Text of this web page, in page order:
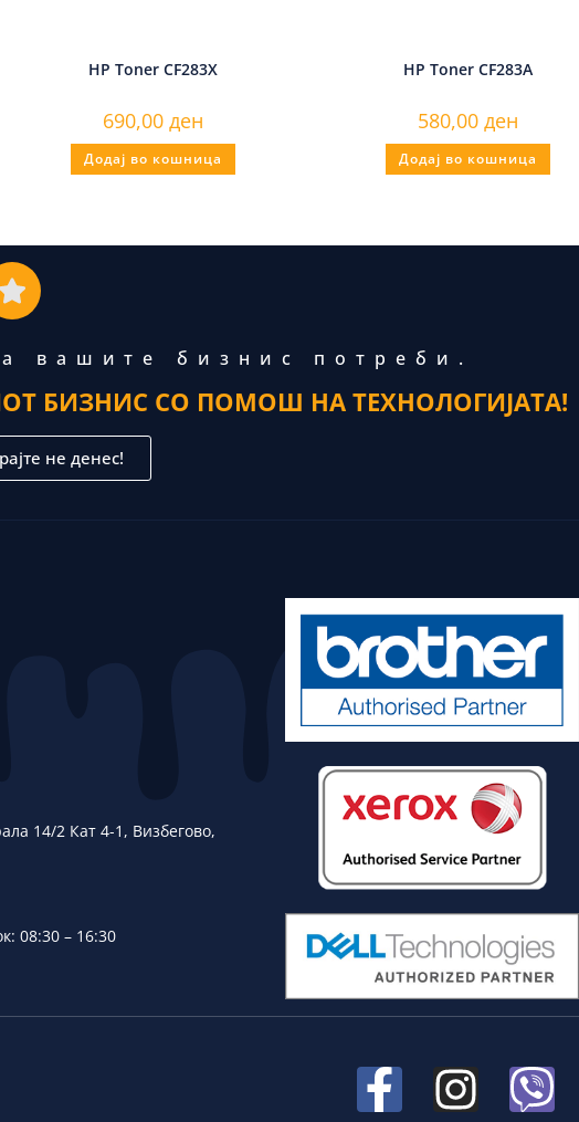
HP Toner CF283X
690,00 ден
Додај во кошница
HP Toner CF283A
580,00 ден
Додај во кошница
вашите бизнис потреби.
БИЗНИС СО ПОМОШ НА ТЕХНОЛОГИЈАТА!
не денес!
14/2 Кат 4-1, Визбегово,
08:30 – 16:30